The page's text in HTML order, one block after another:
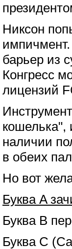
Никсон
барьер из
Конгресс
лицензий
кошелька",
наличии
в обеих
Но вот
Буква A
Буква B
Буква C